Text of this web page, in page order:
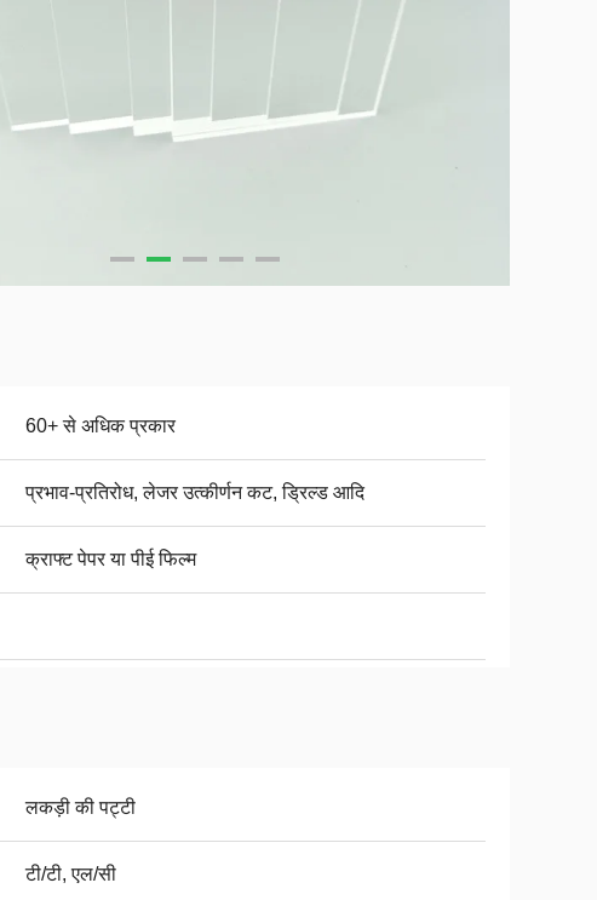
60+ से अधिक प्रकार
प्रभाव-प्रतिरोध, लेजर उत्कीर्णन कट, ड्रिल्ड आदि
क्राफ्ट पेपर या पीई फिल्म
लकड़ी की पट्टी
टी/टी, एल/सी